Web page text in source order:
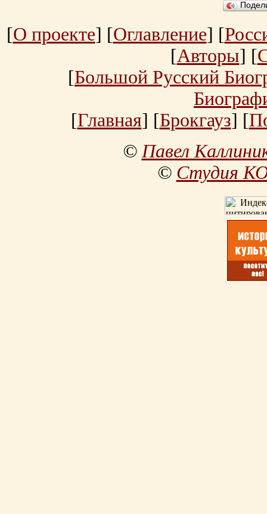
[О проекте] [Оглавление] [
[Авторы] [
[Большой Русский
[Главная] [Брокгауз] [
©Павел
© Студия